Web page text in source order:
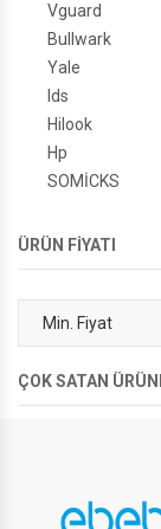
Vguard
Bullwark
Yale
Ids
Hilook
Hp
SOMİCKS
ÜRÜN FİYATI
ÇOK SATAN